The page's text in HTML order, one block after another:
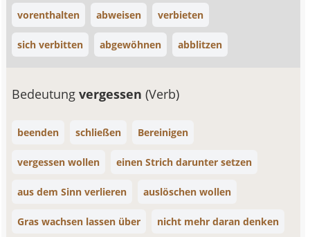
vorenthalten abweisen verbieten
sich verbitten abgewöhnen abblitzen
Bedeutungvergessen(Verb)
beenden schließen Bereinigen
vergessen wollen einen Strich darunter setzen
aus dem Sinn verlieren auslöschen wollen
Gras wachsen lassen über nicht mehr daran denken